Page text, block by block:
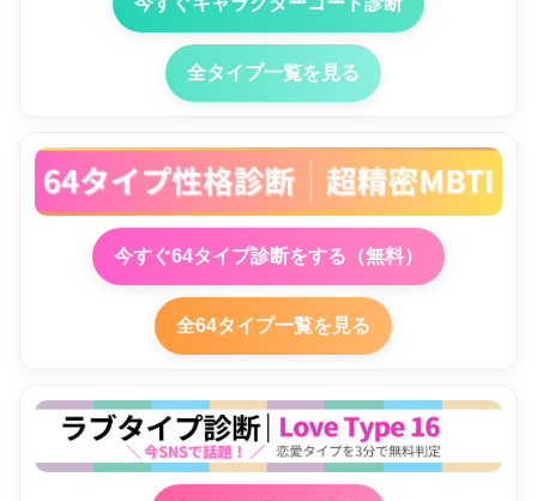
全タイプ一覧を見る
今すぐ64タイプ診断をする（無料）
全64タイプ一覧を見る